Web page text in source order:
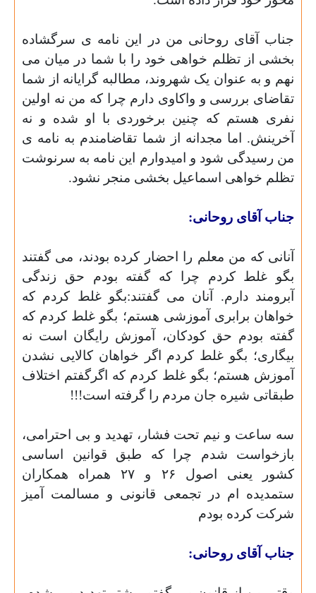
جناب آقای روحانی من در این نامه ی سرگشاده
بخشی از تظلم خواهی خود را با شما در میان می
نهم و به عنوان یک شهروند، مطالبه گرایانه از شما
تقاضای بررسی و واکاوی دارم چرا که من نه اولین
نفری هستم که چنین برخوردی با او شده و نه
آخرینش. اما مجدانه از شما تقاضامندم به نامه ی
من رسیدگی شود و امیدوارم این نامه به سرنوشت
تظلم خواهی اسماعیل بخشی منجر نشود.
جناب آقای روحانی:
آنانی که من معلم را احضار کرده بودند، می گفتند
بگو غلط کردم چرا که گفته بودم حق زندگی
آبرومند دارم.
آنان می گفتند:بگو غلط کردم که
خواهان برابری آموزشی هستم؛ بگو غلط کردم که
گفته بودم حق کودکان، آموزش رایگان است نه
بیگاری؛ بگو غلط کردم اگر خواهان کالایی نشدن
آموزش هستم؛ بگو غلط کردم که اگرگفتم اختلاف
طبقاتی شیره جان مردم را گرفته است!!!
سه ساعت و نیم تحت فشار، تهدید و بی احترامی،
بازخواست شدم چرا که طبق قوانین اساسی
کشور یعنی اصول ۲۶ و ۲۷ همراه همکاران
ستمدیده ام در تجمعی قانونی و مسالمت آمیز
شرکت کرده بودم
جناب آقای روحانی: